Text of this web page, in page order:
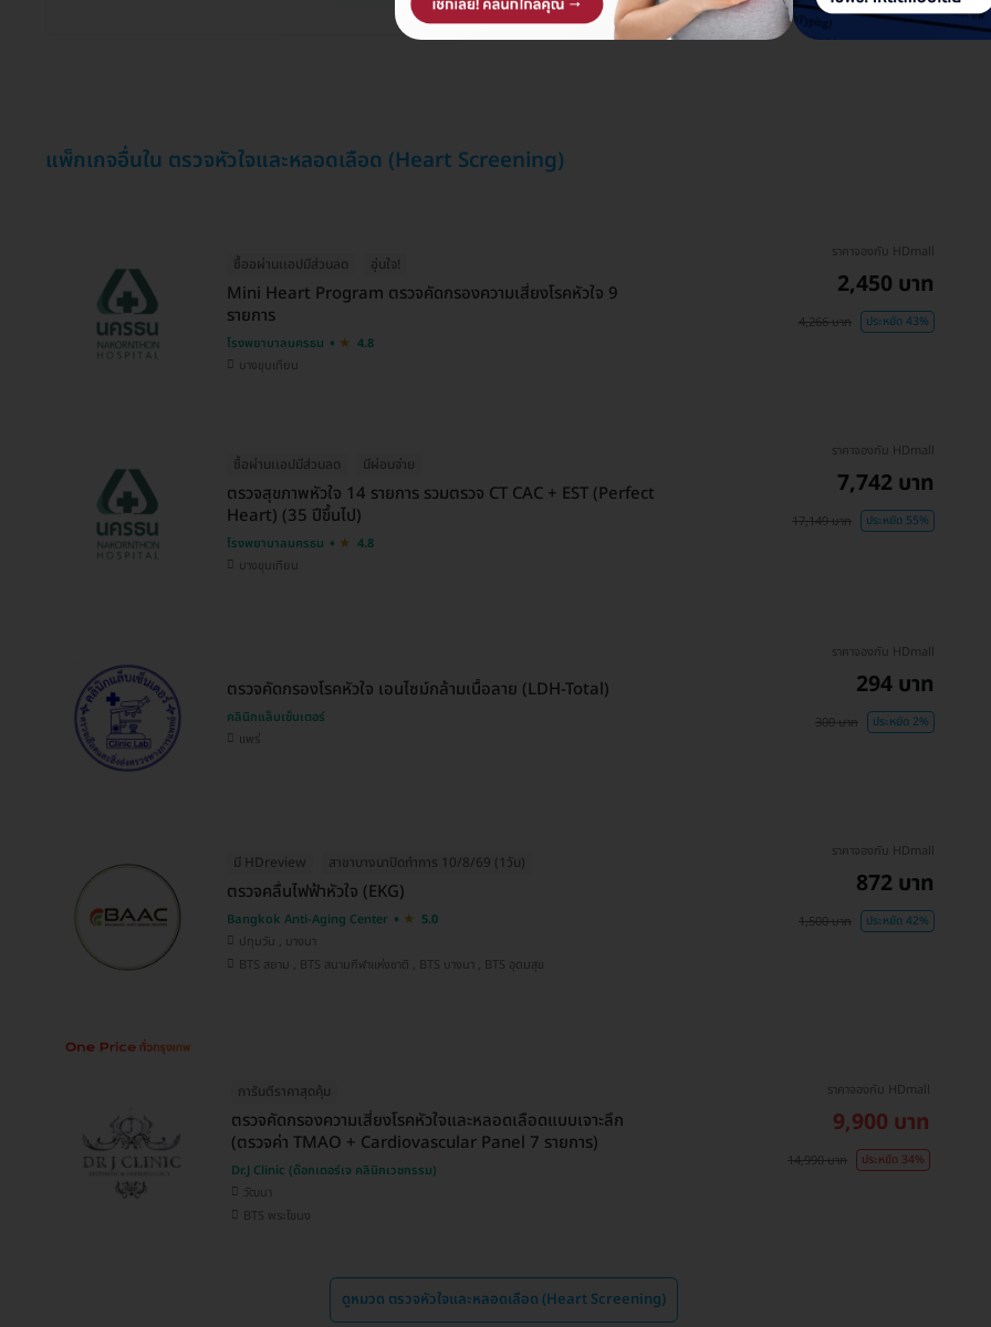
แพ็กเกจอื่นใน ตรวจหัวใจและหลอดเลือด (Heart Screening)
ซื้ออผ่านเเอปมีส่วนลด อุ่นใจ!
Mini Heart Program ตรวจคัดกรองความเสี่ยงโรคหัวใจ 9
รายการ
โรงพยาบาลนครธน
4.8
บางขุนเทียน
ราคาจองกับ HDmall
2,450 บาท
4,266 บาท ประหยัด 43%
ซื้อผ่านเเอปมีส่วนลด มีผ่อนจ่าย
ตรวจสุขภาพหัวใจ 14 รายการ รวมตรวจ CT CAC + EST (Perfect
Heart) (35 ปีขึ้นไป)
โรงพยาบาลนครธน
4.8
บางขุนเทียน
ราคาจองกับ HDmall
7,742 บาท
17,149 บาท ประหยัด 55%
ตรวจคัดกรองโรคหัวใจ เอนไซม์กล้ามเนื้อลาย (LDH-Total)
คลินิกแล็บเซ็นเตอร์
แพร่
ราคาจองกับ HDmall
294 บาท
300 บาท ประหยัด 2%
มี HDreview สาขาบางนาปิดทำการ 10/8/69 (1วัน)
ตรวจคลื่นไฟฟ้าหัวใจ (EKG)
Bangkok Anti-Aging Center
5.0
ปทุมวัน , บางนา
BTS สยาม , BTS สนามกีฬาแห่งชาติ , BTS บางนา , BTS อุดมสุข
ราคาจองกับ HDmall
872 บาท
1,500 บาท ประหยัด 42%
การันตีราคาสุดคุ้ม
ตรวจคัดกรองความเสี่ยงโรคหัวใจและหลอดเลือดแบบเจาะลึก
(ตรวจค่า TMAO + Cardiovascular Panel 7 รายการ)
Dr.J Clinic (ด๊อกเตอร์เจ คลินิกเวชกรรม)
วัฒนา
BTS พระโขนง
ราคาจองกับ HDmall
9,900 บาท
14,990 บาท ประหยัด 34%
ดูหมวด ตรวจหัวใจและหลอดเลือด (Heart Screening)